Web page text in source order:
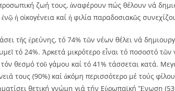
ζωή τους, ἀναφέρουν πώς θέλουν νά
ἡ οἰκογένεια καί ἡ φιλία παραδοσιακῶς
τῆς ἐρεύνης, τό 74% τῶν νέων θέλει νά
τό 24%. Ἀρκετά μικρότερο εἶναι τό ποσοστό
τόν θεσμό τοῦ γάμου καί τό 41% τάσσεται κατά.
τους (90%) καί ἀκόμη περισσότερο μέ τούς
θετική γνώμη γιά τήν Εὐρωπαϊκή Ἕνωση